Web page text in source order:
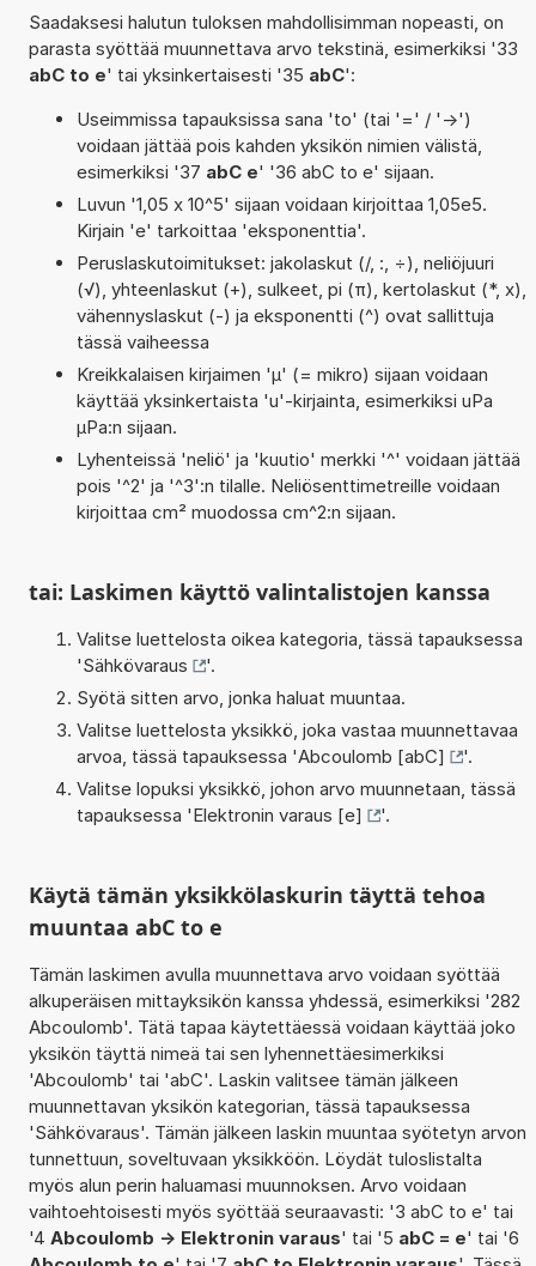
Saadaksesi halutun tuloksen mahdollisimman nopeasti, on
parasta syöttää muunnettava arvo tekstinä, esimerkiksi '33
abC to e' tai yksinkertaisesti '35 abC':
Useimmissa tapauksissa sana 'to' (tai '=' / '->')
voidaan jättää pois kahden yksikön nimien välistä,
esimerkiksi '37 abC e' '36 abC to e' sijaan.
Luvun '1,05 x 10^5' sijaan voidaan kirjoittaa 1,05e5.
Kirjain 'e' tarkoittaa 'eksponenttia'.
Peruslaskutoimitukset: jakolaskut (/, :, ÷), neliöjuuri
(√), yhteenlaskut (+), sulkeet, pi (π), kertolaskut (*, x),
vähennyslaskut (-) ja eksponentti (^) ovat sallittuja
tässä vaiheessa
Kreikkalaisen kirjaimen 'µ' (= mikro) sijaan voidaan
käyttää yksinkertaista 'u'-kirjainta, esimerkiksi uPa
µPa:n sijaan.
Lyhenteissä 'neliö' ja 'kuutio' merkki '^' voidaan jättää
pois '^2' ja '^3':n tilalle. Neliösenttimetreille voidaan
kirjoittaa cm² muodossa cm^2:n sijaan.
tai: Laskimen käyttö valintalistojen kanssa
Valitse luettelosta oikea kategoria, tässä tapauksessa
'Sähkövaraus
'.
Syötä sitten arvo, jonka haluat muuntaa.
Valitse luettelosta yksikkö, joka vastaa muunnettavaa
arvoa, tässä tapauksessa 'Abcoulomb [abC]
'.
Valitse lopuksi yksikkö, johon arvo muunnetaan, tässä
tapauksessa 'Elektronin varaus [e] '.
Käytä tämän yksikkölaskurin täyttä tehoa
muuntaa abC to e
Tämän laskimen avulla muunnettava arvo voidaan syöttää
alkuperäisen mittayksikön kanssa yhdessä, esimerkiksi '282
Abcoulomb'. Tätä tapaa käytettäessä voidaan käyttää joko
yksikön täyttä nimeä tai sen lyhennettäesimerkiksi
'Abcoulomb' tai 'abC'. Laskin valitsee tämän jälkeen
muunnettavan yksikön kategorian, tässä tapauksessa
'Sähkövaraus'. Tämän jälkeen laskin muuntaa syötetyn arvon
tunnettuun, soveltuvaan yksikköön. Löydät tuloslistalta
myös alun perin haluamasi muunnoksen. Arvo voidaan
vaihtoehtoisesti myös syöttää seuraavasti: '3 abC to e' tai
'4 Abcoulomb -> Elektronin varaus' tai '5 abC = e' tai '6